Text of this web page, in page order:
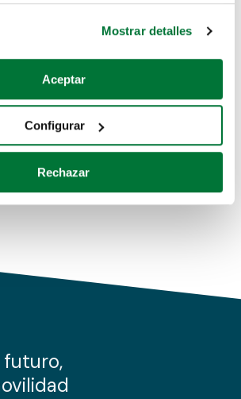
quisiéramos:
sobre su ubicación geográfica
dispositivo analizándolo activamente
específicas (huellas
sobre cómo se procesan sus
uso que haga del sitio web con
de redes sociales, publicidad y análisis
Mostrar detalles
Aceptar
Configurar
Rechazar
mano